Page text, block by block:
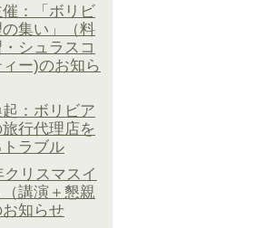
：「ボリビ
集い」（料
シュラスコ
ー)のお知ら
：ボリビア
行代理店を
ラブル
クリスマスイ
講演＋懇親
知らせ